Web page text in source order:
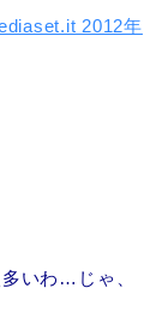
2012年
いわ…じゃ、